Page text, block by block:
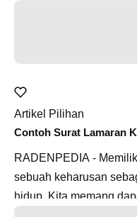
Artikel Pilihan
Contoh Surat Lamaran
RADENPEDIA - Memiliki sebuah pekerjaan menjadi
sebuah keharusan
hidup. Kita memang